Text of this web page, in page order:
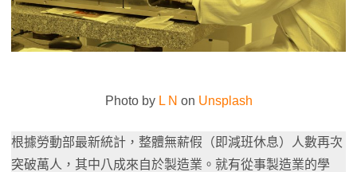
Photo by L N on Unsplash
根據勞動部最新統計，整體無薪假（即減班休息）人數再次
突破萬人，其中八成來自於製造業。就有從事製造業的學